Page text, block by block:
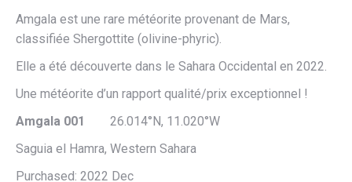
Amgala est une rare météorite provenant de Mars,
classifiée Shergottite (olivine-phyric).
Elle a été découverte dans le Sahara Occidental en 2022.
Une météorite d’un rapport qualité/prix exceptionnel !
Amgala 001
26.014°N, 11.020°W
Saguia el Hamra, Western Sahara
Purchased: 2022 Dec